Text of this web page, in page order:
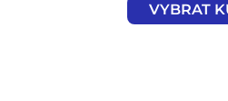
VYBRAT